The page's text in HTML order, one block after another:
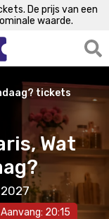
De prijs van een
waarde.
tickets
Wat
Aanvang: 20:15